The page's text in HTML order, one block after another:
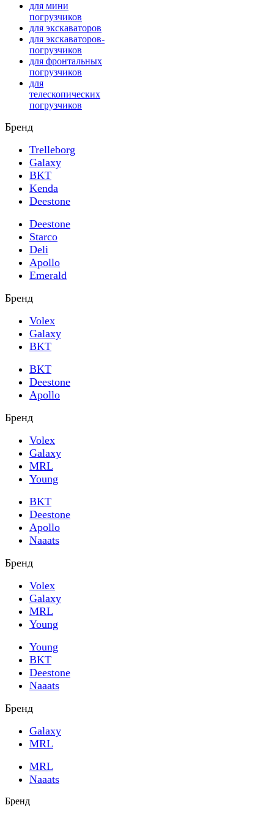
для мини
погрузчиков
для экскаваторов
для экскаваторов-
погрузчиков
для фронтальных
погрузчиков
для
телескопических
погрузчиков
Бренд
Trelleborg
Galaxy
BKT
Kenda
Deestone
Deestone
Starco
Deli
Apollo
Emerald
Бренд
Volex
Galaxy
BKT
BKT
Deestone
Apollo
Бренд
Volex
Galaxy
MRL
Young
BKT
Deestone
Apollo
Naaats
Бренд
Volex
Galaxy
MRL
Young
Young
BKT
Deestone
Naaats
Бренд
Galaxy
MRL
MRL
Naaats
Бренд